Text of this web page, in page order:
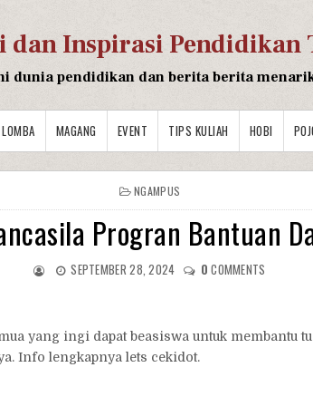
dan Inspirasi Pendidikan
dunia pendidikan dan berita berita
LOMBA MAGANG EVENT TIPS KULIAH HOBI
NGAMPUS
Progran Bantuan
SEPTEMBER 28, 2024 0 COMMENTS
yang ingi dapat beasiswa untuk membantu
Info lengkapnya lets cekidot.